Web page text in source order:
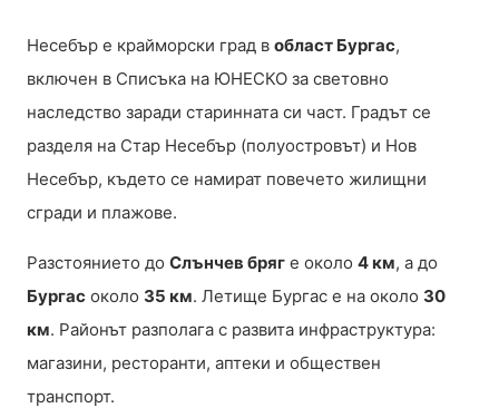
Несебър е крайморски град в област Бургас,
включен в Списъка на ЮНЕСКО за световно
наследство заради старинната си част. Градът се
разделя на Стар Несебър (полуостровът) и Нов
Несебър, където се намират повечето жилищни
сгради и плажове.
Разстоянието до Слънчев бряг е около 4 км, а до
Бургас около 35 км. Летище Бургас е на около 30
км. Районът разполага с развита инфраструктура:
магазини, ресторанти, аптеки и обществен
транспорт.